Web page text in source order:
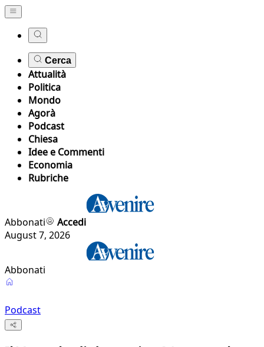
Cerca
Attualità
Politica
Mondo
Agorà
Podcast
Chiesa
Idee e Commenti
Economia
Rubriche
Abbonati
Accedi
August 7, 2026
Abbonati
Podcast